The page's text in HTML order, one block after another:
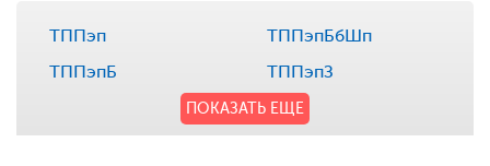
ТППэп
ТППэпБбШп
ТППэпБ
ТППэпЗ
ПОКАЗАТЬ ЕЩЕ